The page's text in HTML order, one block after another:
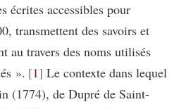
écrites accessibles pour
transmettent des savoirs et
au travers des noms utilisés
». 1 Le contexte dans lequel
(1774), de Dupré de Saint-